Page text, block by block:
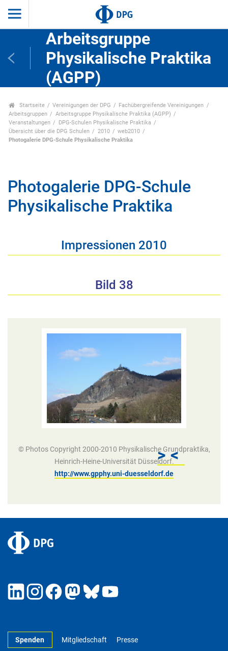
Arbeitsgruppe
Physikalische Praktika
(AGPP)
Startseite Vereinigungen der DPG
Fachübergreifende Vereinigungen
Arbeitsgruppen
Arbeitsgruppe Physikalische Praktika (AGPP)
Veranstaltungen
DPG-Schulen Physikalische Praktika
Übersicht über die DPG Schulen
2010
web2010
Photogalerie DPG-Schule Physikalische Praktika
Photogalerie DPG-Schule
Physikalische Praktika
Impressionen 2010
Bild 38
<
>
© Photos Copyright 2000-2010 Physikalische Grundpraktika,
Heinrich-Heine-Universität Düsseldorf.
http://www.gpphy.uni-duesseldorf.de
Spenden Mitgliedschaft Presse